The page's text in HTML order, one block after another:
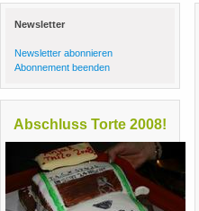
Newsletter
Newsletter abonnieren
Abonnement beenden
Abschluss Torte 2008!